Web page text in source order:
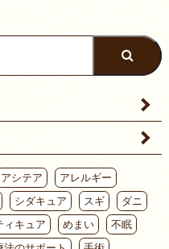
アシテア
アレルギー
シダキュア スギ
ダニ
ィキュア めまい
不眠